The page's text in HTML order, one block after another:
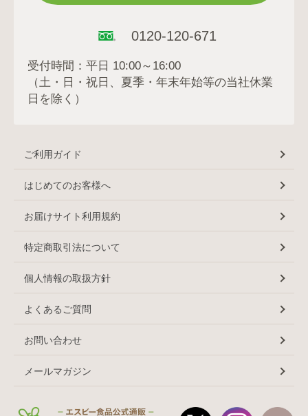
0120-120-671
受付時間：平日 10:00～16:00
（土・日・祝日、夏季・年末年始等の当社休業
日を除く）
ご利用ガイド
はじめてのお客様へ
お届けサイト利用規約
特定商取引法について
個人情報の取扱方針
よくあるご質問
お問い合わせ
メールマガジン